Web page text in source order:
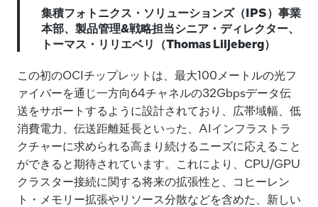
集積フォトニクス・ソリューションズ（IPS）事業
本部、製品管理&戦略担当シニア・ディレクター、
トーマス・リリエベリ（Thomas Liljeberg）
この初のOCIチップレットは、最大100メートルの光フ
ァイバーを通じ一方向64チャネルの32Gbpsデータ伝
送をサポートするように設計されており、広帯域幅、低
消費電力、伝送距離延長といった、AIインフラストラ
クチャーに求められる高まり続けるニーズに応えること
ができると期待されています。これにより、CPU/GPU
クラスター接続に関する将来の拡張性と、コヒーレン
ト・メモリー拡張やリソース分散などを含めた、新しい